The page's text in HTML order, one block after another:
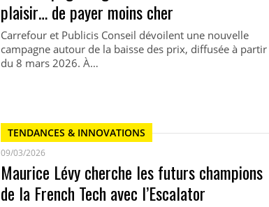
plaisir… de payer moins cher
Carrefour et Publicis Conseil dévoilent une nouvelle
campagne autour de la baisse des prix, diffusée à partir
du 8 mars 2026. À…
TENDANCES & INNOVATIONS
09/03/2026
Maurice Lévy cherche les futurs champions
de la French Tech avec l’Escalator